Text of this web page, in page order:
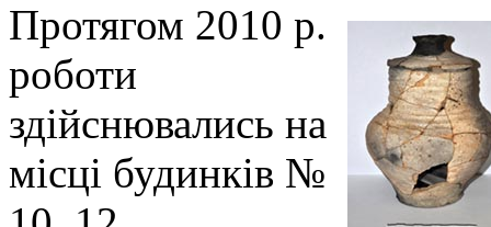
Протягом 2010 р.
роботи
здійснювались на
місці будинків №